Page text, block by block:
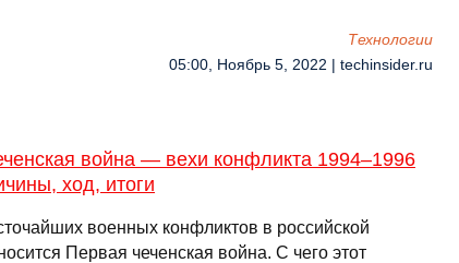
Технологии
05:00, Ноябрь 5, 2022 | techinsider.ru
война — вехи конфликта 1994–1996
ход, итоги
военных конфликтов в российской
Первая чеченская война. С чего этот